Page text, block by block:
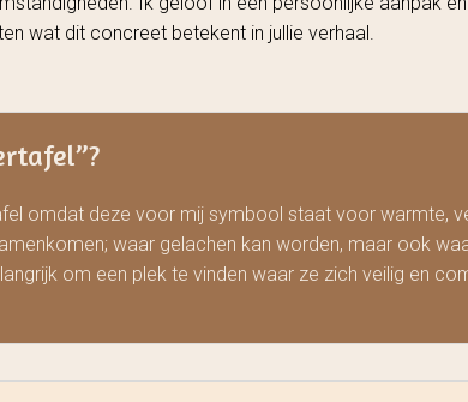
wat dit concreet betekent in jullie verhaal.
omdat deze voor mij symbool staat voor warmte,
waar gelachen kan worden, maar ook
om een plek te vinden waar ze zich veilig en